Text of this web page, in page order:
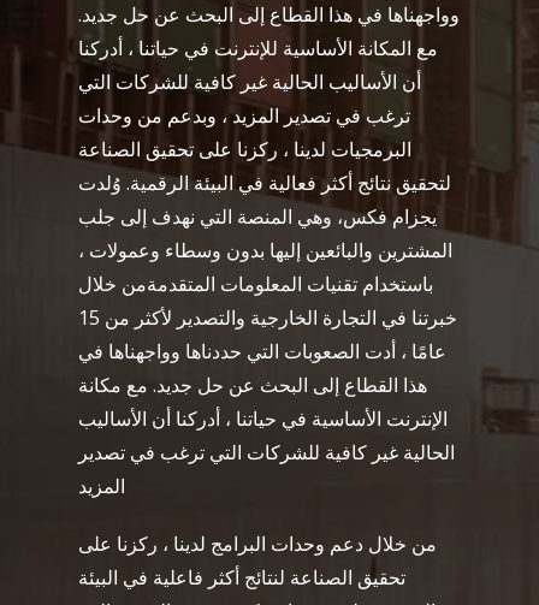
وواجهناها في هذا القطاع إلى البحث عن حل جديد.
مع المكانة الأساسية للإنترنت في حياتنا ، أدركنا
أن الأساليب الحالية غير كافية للشركات التي
ترغب في تصدير المزيد ، وبدعم من وحدات
البرمجيات لدينا ، ركزنا على تحقيق الصناعة
لتحقيق نتائج أكثر فعالية في البيئة الرقمية. وُلدت
يجزام فكس، وهي المنصة التي نهدف إلى جلب
المشترين والبائعين إليها بدون وسطاء وعمولات ،
باستخدام تقنيات المعلومات المتقدمةمن خلال
خبرتنا في التجارة الخارجية والتصدير لأكثر من 15
عامًا ، أدت الصعوبات التي حددناها وواجهناها في
هذا القطاع إلى البحث عن حل جديد. مع مكانة
الإنترنت الأساسية في حياتنا ، أدركنا أن الأساليب
الحالية غير كافية للشركات التي ترغب في تصدير
المزيد
من خلال دعم وحدات البرامج لدينا ، ركزنا على
تحقيق الصناعة لنتائج أكثر فاعلية في البيئة